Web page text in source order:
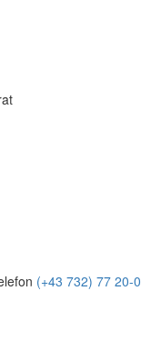
(+43 732) 77 20-0